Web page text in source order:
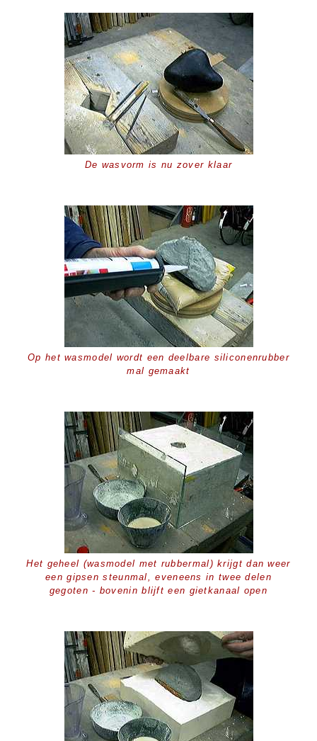
De wasvorm is nu zover klaar
Op het wasmodel wordt een deelbare siliconenrubber
mal gemaakt
Het geheel (wasmodel met rubbermal) krijgt dan weer
een gipsen steunmal, eveneens in twee delen
gegoten - bovenin blijft een gietkanaal open